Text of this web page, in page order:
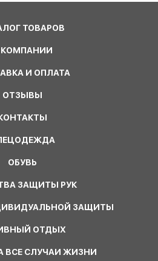
ТОВАРОВ
КОМПАНИИ
И ОПЛАТА
ОТЗЫВЫ
ОБУВЬ
ЗАЩИТЫ РУК
ЗАЩИТЫ
ОТДЫХ
ВСЕ СЛУЧАИ ЖИЗНИ